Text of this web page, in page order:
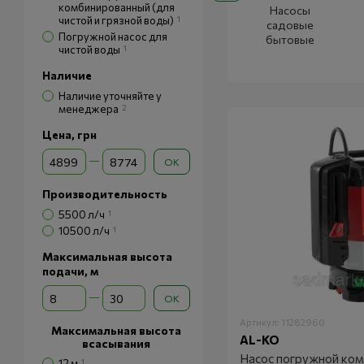
Насосы
садовые
бытовые
Артикул: 11282960
AL-KO
Насос погружной
комбинированный (для
чистой и грязной воды) 1
Погружной насос для
чистой воды 1
Наличие
Наличие уточняйте у
менеджера 2
Цена, грн
От Цена, грн
До Цена, грн OK
Производительность
5500 л/ч 1
10500 л/ч 1
Максимальная высота
подачи, м
От Максимальная высота подачи, м
До Максимальная высота подачи, м
OK
Максимальная высота
всасывания
1